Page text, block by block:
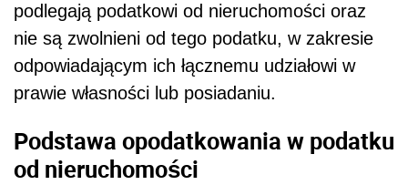
podlegają podatkowi od nieruchomości oraz
nie są zwolnieni od tego podatku, w zakresie
odpowiadającym ich łącznemu udziałowi w
prawie własności lub posiadaniu.
Podstawa opodatkowania w podatku
od nieruchomości